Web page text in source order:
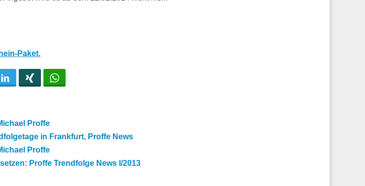
Paket.
LinkedIn
Proffe
in Frankfurt, Proffe News
Proffe
Proffe Trendfolge News I/2013